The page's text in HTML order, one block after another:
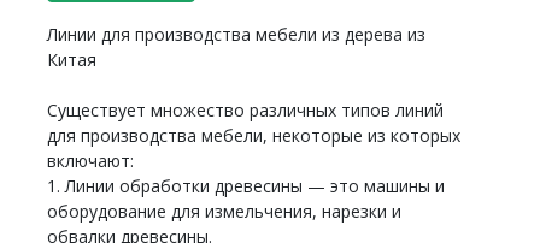
Линии для производства мебели из дерева из
Китая
Существует множество различных типов линий
для производства мебели, некоторые из которых
включают:
1. Линии обработки древесины — это машины и
оборудование для измельчения, нарезки и
обвалки древесины.